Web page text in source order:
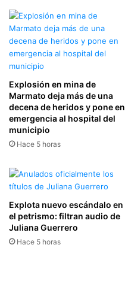
Explosión en mina de
Marmato deja más de una
decena de heridos y pone en
emergencia al hospital del
municipio
Hace 5 horas
Explota nuevo escándalo en
el petrismo: filtran audio de
Juliana Guerrero
Hace 5 horas